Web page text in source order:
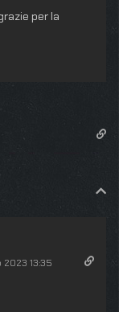
per la
13:35